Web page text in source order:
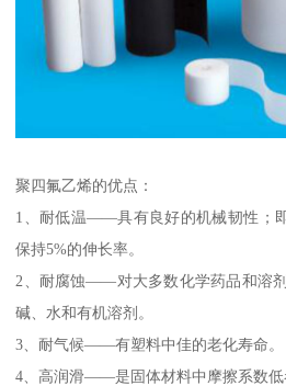
聚四氟乙烯的优点：
1、耐低温——具有良好的机械韧性；
保持5%的伸长率。
2、耐腐蚀——对大多数化学药品和溶
碱、水和有机溶剂。
3、耐气候——有塑料中佳的老化寿命。
4、高润滑——是固体材料中摩擦系数低